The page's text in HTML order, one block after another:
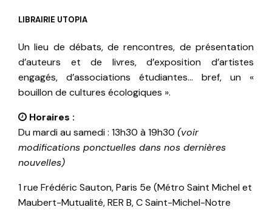
LIBRAIRIE UTOPIA
Un lieu de débats, de rencontres, de présentation
d’auteurs et de livres, d’exposition d’artistes
engagés, d’associations étudiantes… bref, un «
bouillon de cultures écologiques ».
Horaires :
Du mardi au samedi : 13h30 à 19h30 (voir
modifications ponctuelles dans nos dernières
nouvelles)
1 rue Frédéric Sauton, Paris 5e (Métro Saint Michel et
Maubert-Mutualité, RER B, C Saint-Michel-Notre